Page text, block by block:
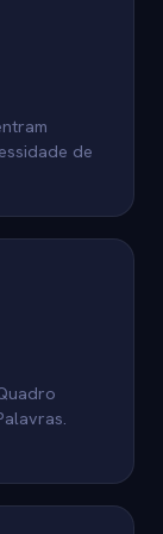
de